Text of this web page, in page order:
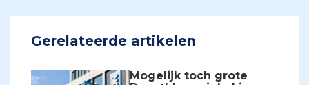
Gerelateerde artikelen
Mogelijk toch grote